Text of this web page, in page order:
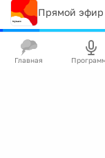
Прямой эфир
Главная